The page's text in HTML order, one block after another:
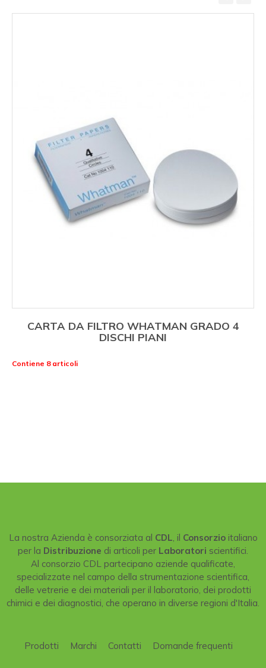
CARTA DA FILTRO WHATMAN GRADO 4
DISCHI PIANI
Contiene 8 articoli
‹ ›
La nostra Azienda è consorziata al CDL , il Consorzioitaliano
per la Distribuzione di articoli per Laboratori scientifici.
Al consorzio CDL partecipano aziende qualificate,
specializzate nel campo della strumentazione scientifica,
delle vetrerie e dei materiali per il laboratorio, dei prodotti
chimici e dei diagnostici, che operano in diverse regioni d'Italia.
Prodotti Marchi Contatti Domande frequenti